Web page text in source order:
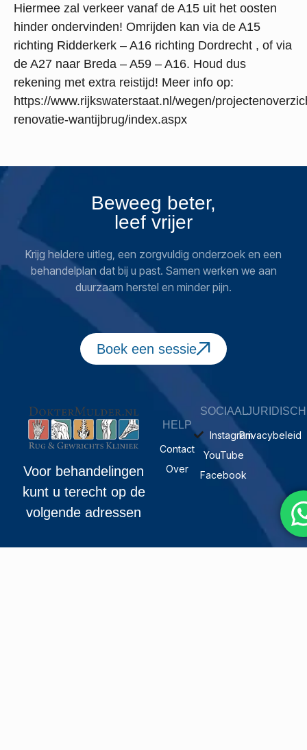
Hiermee zal verkeer vanaf de A15 uit het oosten
hinder ondervinden! Omrijden kan via de A15
richting Ridderkerk – A16 richting Dordrecht , of via
de A27 naar Breda – A59 – A16. Houd dus
rekening met extra reistijd! Meer info op:
https://www.rijkswaterstaat.nl/wegen/
renovatie-wantijbrug/index.aspx
Beweeg beter,
leef vrijer
Krijg heldere uitleg, een zorgvuldig onderzoek en een
behandelplan dat bij u past. Samen werken we aan
duurzaam herstel en minder pijn.
Boek een sessie
Voor behandelingen
kunt u terecht op de
volgende adressen
HELP
Contact
Over
SOCIAAL
Instagram
YouTube
Facebook
JURIDISCH
Privacybeleid